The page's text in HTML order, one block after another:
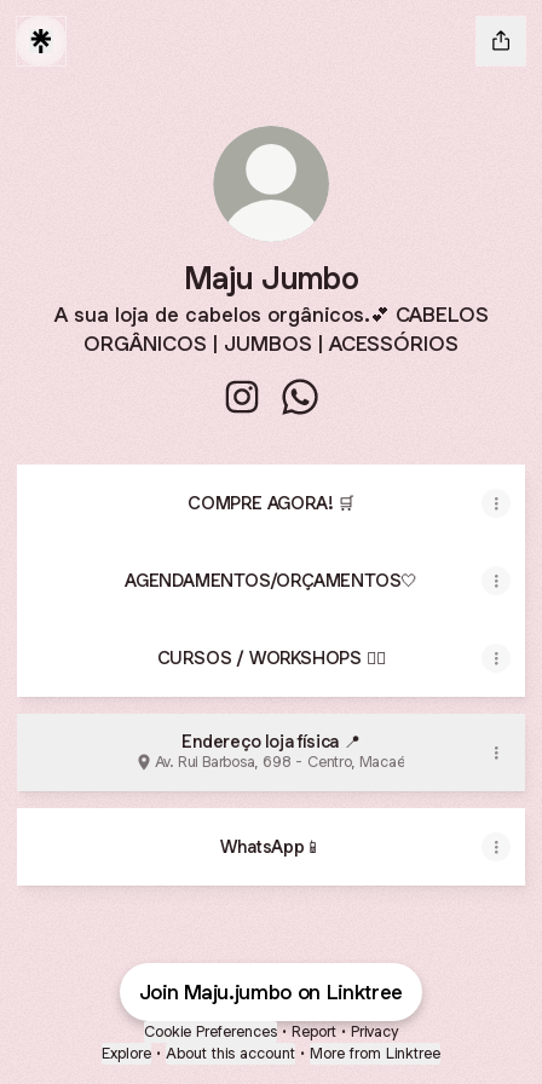
Maju Jumbo
A sua loja de cabelos orgânicos.💕 CABELOS
ORGÂNICOS | JUMBOS | ACESSÓRIOS
COMPRE AGORA! 🛒
AGENDAMENTOS/ORÇAMENTOS🤍
CURSOS / WORKSHOPS 🙋‍♀️
Endereço loja física 📍
Av. Rui Barbosa, 698 - Centro, Macaé
WhatsApp📱
Join Maju.jumbo on Linktree
Cookie Preferences • Report • Privacy
Explore • About this account • More from Linktree